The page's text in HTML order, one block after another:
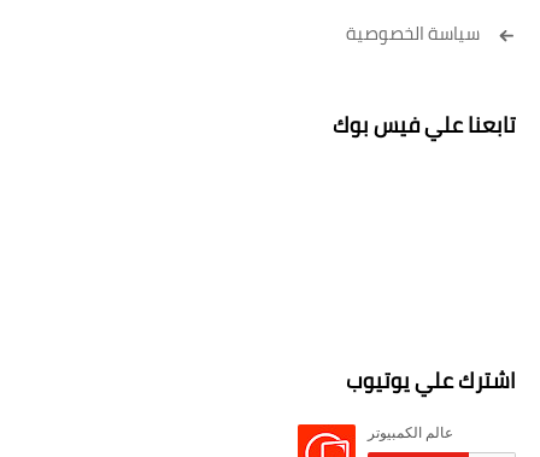
سياسة الخصوصية
تابعنا علي فيس بوك
اشترك علي يوتيوب